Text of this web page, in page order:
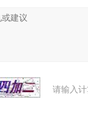
请输入